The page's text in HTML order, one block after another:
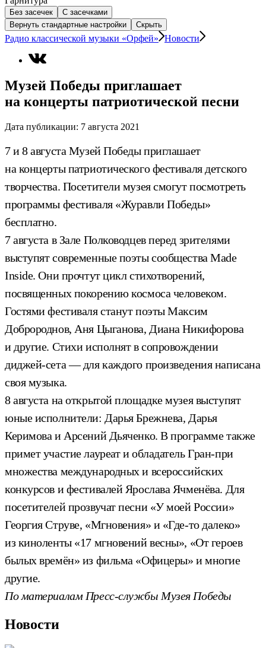
Без засечек
С засечками
Вернуть стандартные настройки
Скрыть
Радио классической музыки «Орфей» Новости
Музей Победы приглашает
на концерты патриотической песни
Дата публикации: 7 августа 2021
7 и 8 августа Музей Победы приглашает
на концерты патриотического фестиваля детского
творчества. Посетители музея смогут посмотреть
программы фестиваля «Журавли Победы»
бесплатно.
7 августа в Зале Полководцев перед зрителями
выступят современные поэты сообщества Made
Inside. Они прочтут цикл стихотворений,
посвященных покорению космоса человеком.
Гостями фестиваля станут поэты Максим
Добророднов, Аня Цыганова, Диана Никифорова
и другие. Стихи исполнят в сопровождении
диджей-сета — для каждого произведения написана
своя музыка.
8 августа на открытой площадке музея выступят
юные исполнители: Дарья Брежнева, Дарья
Керимова и Арсений Дьяченко. В программе также
примет участие лауреат и обладатель Гран-при
множества международных и всероссийских
конкурсов и фестивалей Ярослава Ячменёва. Для
посетителей прозвучат песни «У моей России»
Георгия Струве, «Мгновения» и «Где-то далеко»
из киноленты «17 мгновений весны», «От героев
былых времён» из фильма «Офицеры» и многие
другие.
По материалам Пресс-службы Музея Победы
Новости